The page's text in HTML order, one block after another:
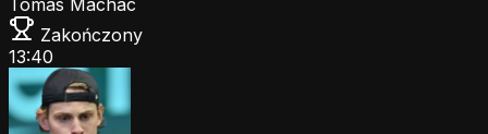
Zakończony
13:40